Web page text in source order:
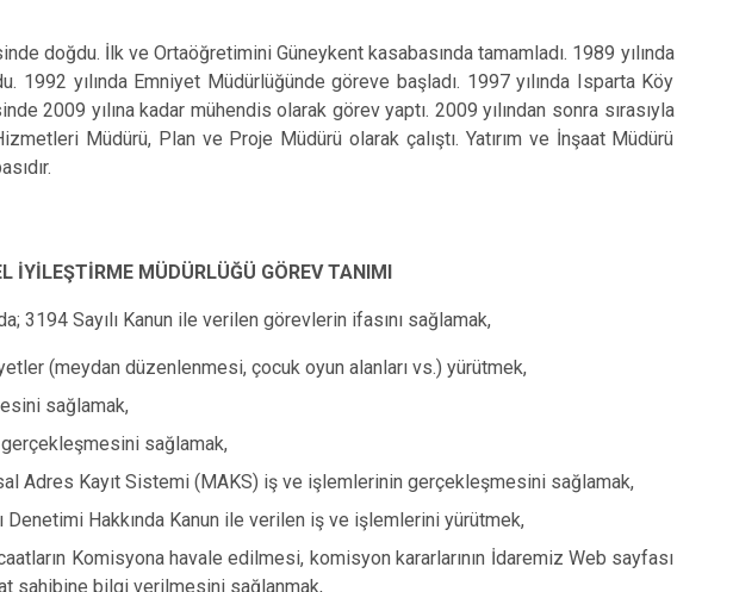
İlk ve Ortaöğretimini Güneykent kasabasında tamamladı. 1989 yılında
yılında Emniyet Müdürlüğünde göreve başladı. 1997 yılında Isparta Köy
2009 yılına kadar mühendis olarak görev yaptı. 2009 yılından sonra sırasıyla
Müdürü, Plan ve Proje Müdürü olarak çalıştı. Yatırım ve İnşaat Müdürü
İYİLEŞTİRME MÜDÜRLÜĞÜ GÖREV TANIMI
3194 Sayılı Kanun ile verilen görevlerin ifasını sağlamak,
(meydan düzenlenmesi, çocuk oyun alanları vs.) yürütmek,
sağlamak,
sağlamak,
Adres Kayıt Sistemi (MAKS) iş ve işlemlerinin gerçekleşmesini sağlamak,
Denetimi Hakkında Kanun ile verilen iş ve işlemlerini yürütmek,
Komisyona havale edilmesi, komisyon kararlarının İdaremiz Web sayfası
sahibine bilgi verilmesini sağlanmak,